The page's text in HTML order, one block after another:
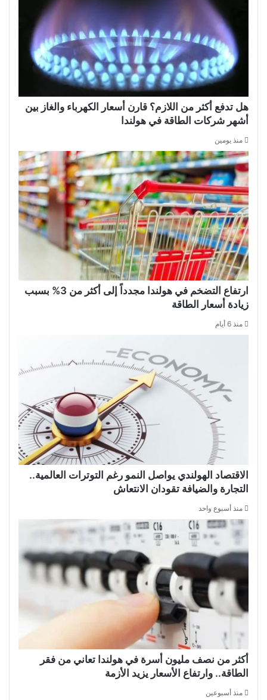
هل تدفع أكثر من اللازم؟ قارن أسعار الكهرباء والغاز بين
أشهر شركات الطاقة في هولندا
منذ يومين
ارتفاع التضخم في هولندا مجدداً إلى أكثر من 3% بسبب
زيادة أسعار الطاقة
منذ 6 أيام
الاقتصاد الهولندي يواصل النمو رغم التوترات العالمية..
التجارة والضيافة تقودان الانتعاش
منذ أسبوع واحد
أكثر من نصف مليون أسرة في هولندا تعاني من فقر
الطاقة.. وارتفاع الأسعار يزيد الأزمة
منذ أسبوعين